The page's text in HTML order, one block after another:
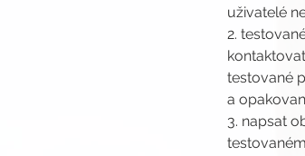
uživatelé
2.
testované
a
3. napsat